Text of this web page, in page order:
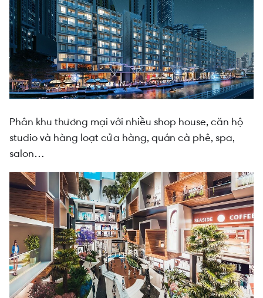
Phân khu thương mại với nhiều shop house, căn hộ
studio và hàng loạt cửa hàng, quán cà phê, spa,
salon…